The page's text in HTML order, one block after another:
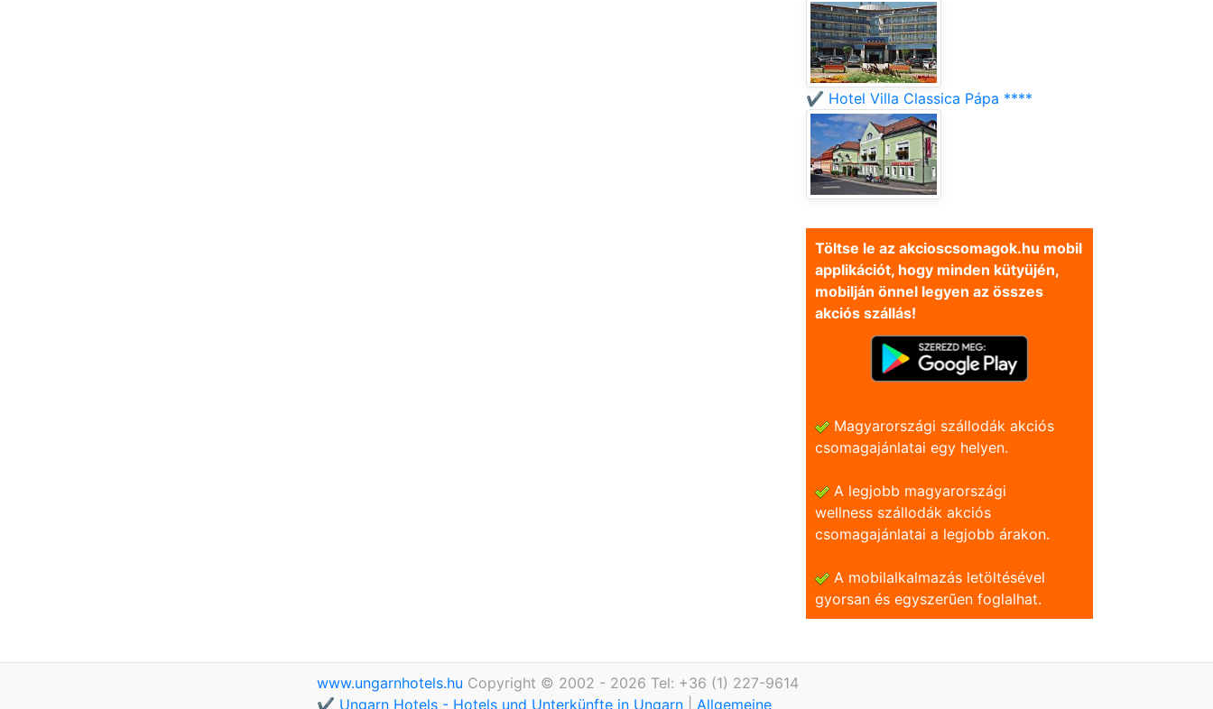
✔️ Hotel Villa Classica Pápa ****
Töltse le az akcioscsomagok.hu mobil
applikációt, hogy minden kütyüjén,
mobilján önnel legyen az összes
akciós szállás!
Magyarországi szállodák akciós
csomagajánlatai egy helyen.
A legjobb magyarországi
wellness szállodák akciós
csomagajánlatai a legjobb árakon.
A mobilalkalmazás letöltésével
gyorsan és egyszerũen foglalhat.
www.ungarnhotels.hu Copyright © 2002 - 2026 Tel: +36 (1) 227-9614
✔️ Ungarn Hotels - Hotels und Unterkünfte in Ungarn
Allgemeine